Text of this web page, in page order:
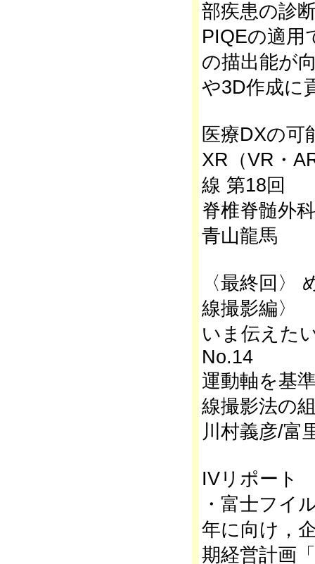
部疾患の診
PIQEの適用
の描出能が
や3D作成に
医療DXの可
XR（VR・
線 第18回
脊椎脊髄外
青山龍馬
〈最終回〉
線撮影編〉
いま伝えた
No.14
運動軸を基
線撮影法の
川村義彦/富
IVリポート
・富士フイ
年に向け，
期経営計画